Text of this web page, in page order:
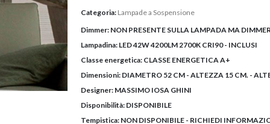
Categoria: Lampade a Sospensione
Dimmer: NON PRESENTE SULLA LAMPADA MA
Lampadina: LED 42W 4200LM 2700K CRI90 - INCLUSI
Classe energetica: CLASSE ENERGETICA A+
Dimensioni: DIAMETRO 52 CM - ALTEZZA 15 CM. -
Designer: MASSIMO IOSA GHINI
Disponibilità: DISPONIBILE
Tempistica: NON DISPONIBILE - RICHIEDI